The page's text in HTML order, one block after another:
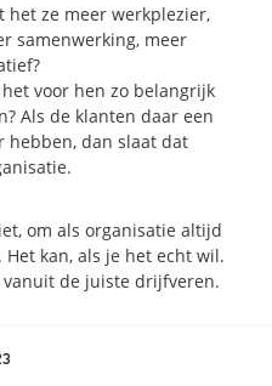
het ze meer werkplezier,
samenwerking, meer
voor hen zo belangrijk
Als de klanten daar een
hebben, dan slaat dat
om als organisatie altijd
kan, als je het echt wil.
de juiste drijfveren.